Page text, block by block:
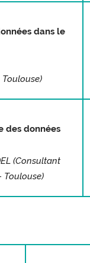
dans le
Toulouse)
des données
(Consultant
Toulouse)